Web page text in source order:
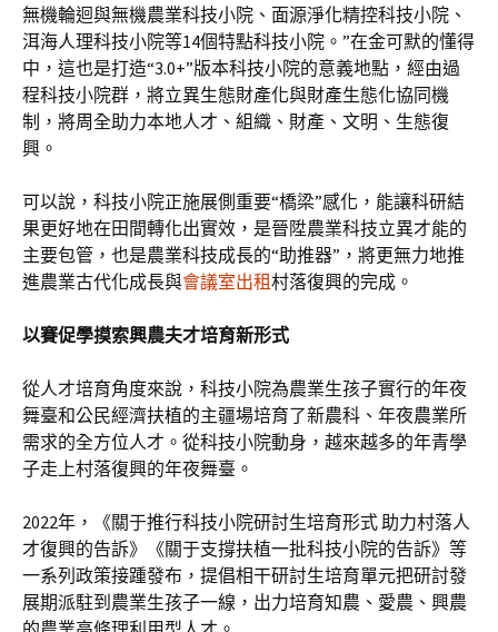
無機輪迴與無機農業科技小院、面源淨化精控科技小院、
洱海人理科技小院等14個特點科技小院。”在金可默的懂得
中，這也是打造“3.0+”版本科技小院的意義地點，經由過
程科技小院群，將立異生態財產化與財產生態化協同機
制，將周全助力本地人才、組織、財產、文明、生態復
興。
可以說，科技小院正施展側重要“橋梁”感化，能讓科研結
果更好地在田間轉化出實效，是晉陞農業科技立異才能的
主要包管，也是農業科技成長的“助推器”，將更無力地推
進農業古代化成長與會議室出租村落復興的完成。
以賽促學摸索興農夫才培育新形式
從人才培育角度來說，科技小院為農業生孩子實行的年夜
舞臺和公民經濟扶植的主疆場培育了新農科、年夜農業所
需求的全方位人才。從科技小院動身，越來越多的年青學
子走上村落復興的年夜舞臺。
2022年，《關于推行科技小院研討生培育形式 助力村落人
才復興的告訴》《關于支撐扶植一批科技小院的告訴》等
一系列政策接踵發布，提倡相干研討生培育單元把研討發
展期派駐到農業生孩子一線，出力培育知農、愛農、興農